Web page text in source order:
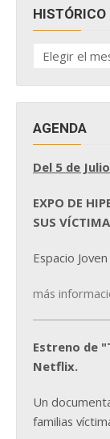
HISTÓRICO
HISTÓRICO
DE
AGENDA
Del 5 de
EXPO DE
SUS
Espacio
más
Estreno de
Netflix.
Un
familias